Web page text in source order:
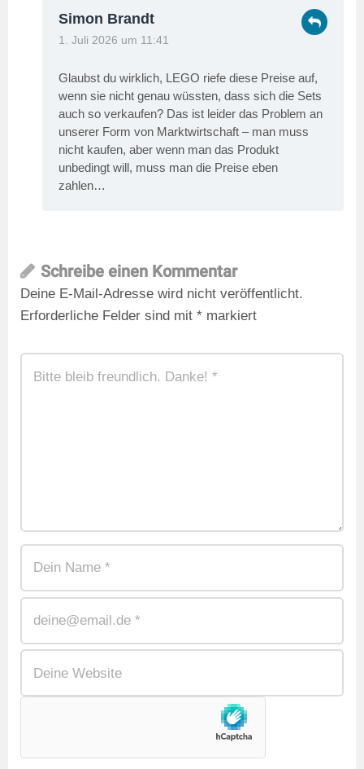
Simon Brandt
1. Juli 2026 um 11:41
Glaubst du wirklich, LEGO riefe diese Preise auf,
wenn sie nicht genau wüssten, dass sich die Sets
auch so verkaufen? Das ist leider das Problem an
unserer Form von Marktwirtschaft – man muss
nicht kaufen, aber wenn man das Produkt
unbedingt will, muss man die Preise eben
zahlen…
Schreibe einen Kommentar
Deine E-Mail-Adresse wird nicht veröffentlicht.
Erforderliche Felder sind mit * markiert